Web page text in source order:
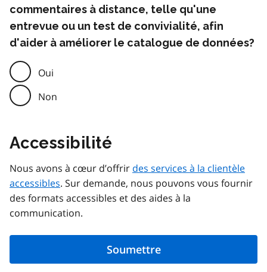
commentaires à distance, telle qu'une
entrevue ou un test de convivialité, afin
d'aider à améliorer le catalogue de données?
Oui
Non
Accessibilité
Nous avons à cœur d’offrir des services à la clientèle
accessibles. Sur demande, nous pouvons vous fournir
des formats accessibles et des aides à la
communication.